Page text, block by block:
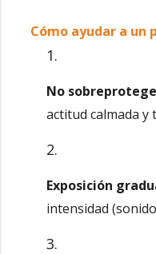
Cómo ayudar a un
No
actitud calmada
Exposición
intensidad